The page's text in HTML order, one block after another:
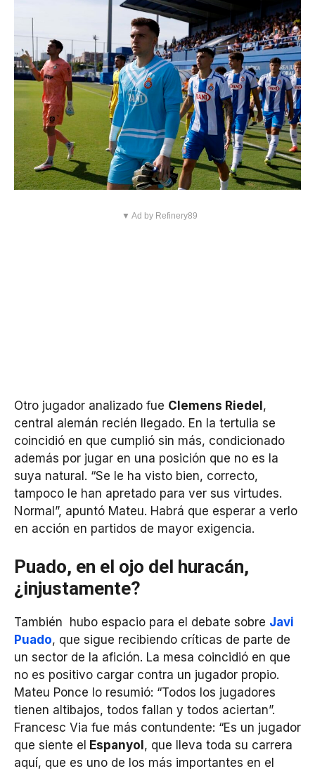
▼ Ad by Refinery89
Otro jugador analizado fue Clemens Riedel ,
central alemán recién llegado. En la tertulia se
coincidió en que cumplió sin más, condicionado
además por jugar en una posición que no es la
suya natural. “Se le ha visto bien, correcto,
tampoco le han apretado para ver sus virtudes.
Normal”, apuntó Mateu. Habrá que esperar a verlo
en acción en partidos de mayor exigencia.
Puado, en el ojo del huracán,
¿injustamente?
También hubo espacio para el debate sobre Javi
Puado, que sigue recibiendo críticas de parte de
un sector de la afición. La mesa coincidió en que
no es positivo cargar contra un jugador propio.
Mateu Ponce lo resumió: “Todos los jugadores
tienen altibajos, todos fallan y todos aciertan”.
Francesc Via fue más contundente: “Es un jugador
que siente el Espanyol, que lleva toda su carrera
aquí, que es uno de los más importantes en el